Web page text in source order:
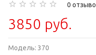
0
3850 руб.
Модель: 370